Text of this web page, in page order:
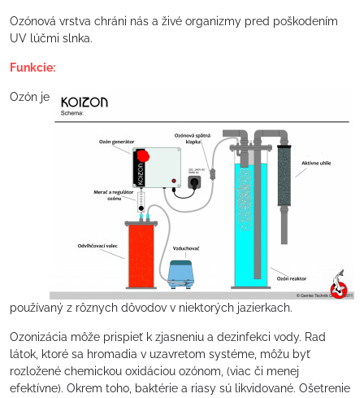
Ozónová vrstva chráni nás a živé organizmy pred poškodením
UV lúčmi slnka.
Funkcie:
Ozón je
používaný z rôznych dôvodov v niektorých jazierkach.
Ozonizácia môže prispieť k zjasneniu a dezinfekci vody. Rad
látok, ktoré sa hromadia v uzavretom systéme, môžu byť
rozložené chemickou oxidáciou ozónom, (viac či menej
efektívne). Okrem toho, baktérie a riasy sú likvidované. Ošetrenie